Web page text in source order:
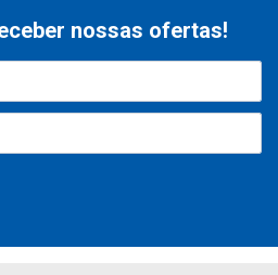
nossas ofertas!